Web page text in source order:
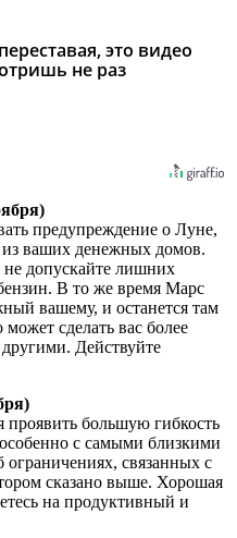
это видео
не раз
предупреждение о Луне,
из ваших денежных домов.
допускайте лишних
В то же время Марс
вашему, и останется там
сделать вас более
Действуйте
проявить большую гибкость
с самыми близкими
связанных с
сказано выше. Хорошая
на продуктивный и